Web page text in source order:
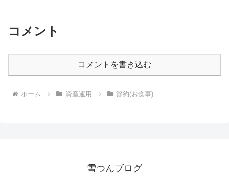
コメント
コメントを書き込む
ホーム 資産運用 節約(お食事)
雪つんブログ